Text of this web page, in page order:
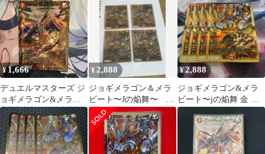
ット
レア仕様)
¥1,666
デュエルマスターズ ジ
ョギメラゴン&メラビ
ート jの焔舞 シークレ
ット シク
¥ 2,888
ジョギメラゴン＆メラ
ビート〜Jの焔舞〜
金 ゴールド シク
シークレット 4枚②
¥2,888
ジョギメラゴン&メラ
ビート〜jの焔舞 金 ゴ
ールド シク シークレッ
ト 4枚